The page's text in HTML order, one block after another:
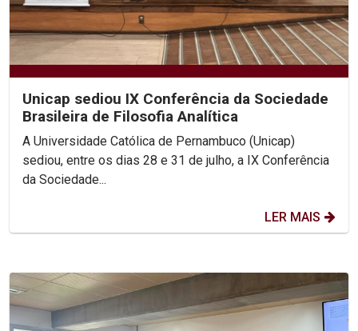
Unicap sediou IX Conferência da Sociedade
Brasileira de Filosofia Analítica
A Universidade Católica de Pernambuco (Unicap)
sediou, entre os dias 28 e 31 de julho, a IX Conferência
da Sociedade...
LER MAIS